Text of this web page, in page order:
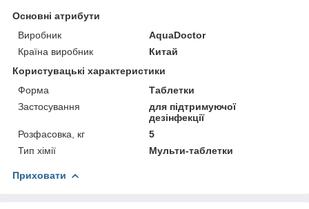
Основні атрибути
Виробник
AquaDoctor
Країна виробник
Китай
Користувацькі характеристики
Форма
Таблетки
Застосування
для підтримуючої
дезінфекції
Розфасовка, кг
5
Тип хімії
Мульти-таблетки
Приховати